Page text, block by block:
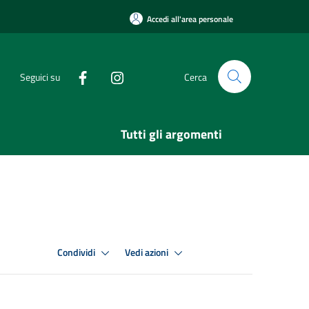
Accedi all'area personale
Seguici su Cerca
Tutti gli argomenti
Condividi Vedi azioni